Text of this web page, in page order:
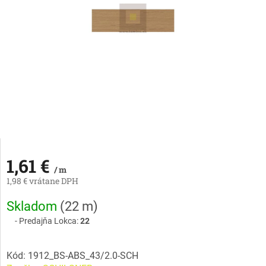
1,61 € / m
1,98 € vrátane DPH
Jednotková
cena:
Skladom (22 m)
Predajňa Lokca:22
Kód: 1912_BS-ABS_43/2.0-SCH